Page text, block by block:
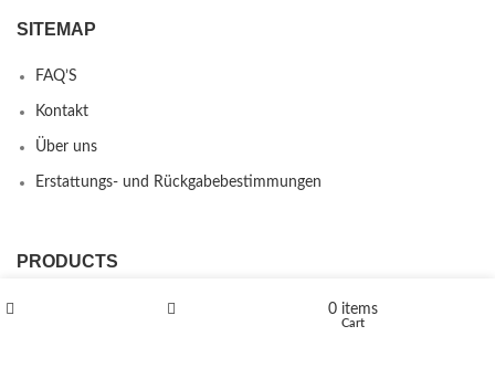
SITEMAP
FAQ’S
Kontakt
Über uns
Erstattungs- und Rückgabebestimmungen
PRODUCTS
L-Polaflux® 5 mg/ml 0 items
Cart